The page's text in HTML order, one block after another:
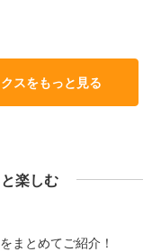
スをもっと見る
楽しむ
まとめてご紹介！